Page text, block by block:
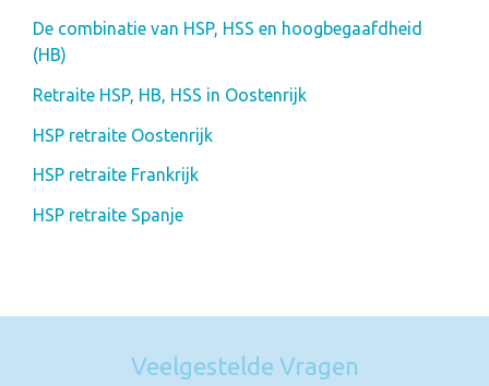
De combinatie van HSP, HSS en hoogbegaafdheid
(HB)
Retraite HSP, HB, HSS in Oostenrijk
HSP retraite Oostenrijk
HSP retraite Frankrijk
HSP retraite Spanje
Veelgestelde Vragen